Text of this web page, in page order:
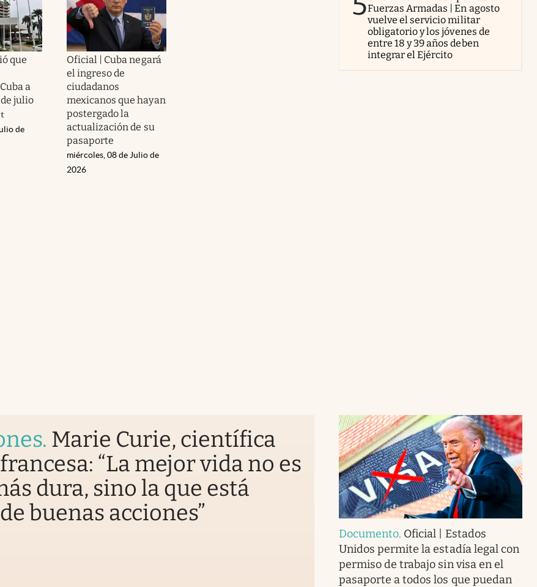
que
a
julio
de
Oficial | Cuba negará
el ingreso de
ciudadanos
mexicanos que hayan
postergado la
actualización de su
pasaporte
miércoles, 08 de Julio de
2026
Fuerzas Armadas | En agosto
vuelve el servicio militar
obligatorio y los jóvenes de
entre 18 y 39 años deben
integrar el Ejército
. Marie Curie, científica
“La mejor vida no es
dura, sino la que está
buenas acciones”
Documento. Oficial | Estados
Unidos permite la estadía legal con
permiso de trabajo sin visa en el
pasaporte a todos los que puedan